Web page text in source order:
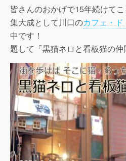
皆さんのおかげで15年続けてこ
集大成として川口のカフェ・ド
中です！
題して「黒猫ネロと看板猫の仲